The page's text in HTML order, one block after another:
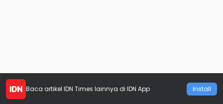
Baca artikel IDN Times lainnya di IDN App Install